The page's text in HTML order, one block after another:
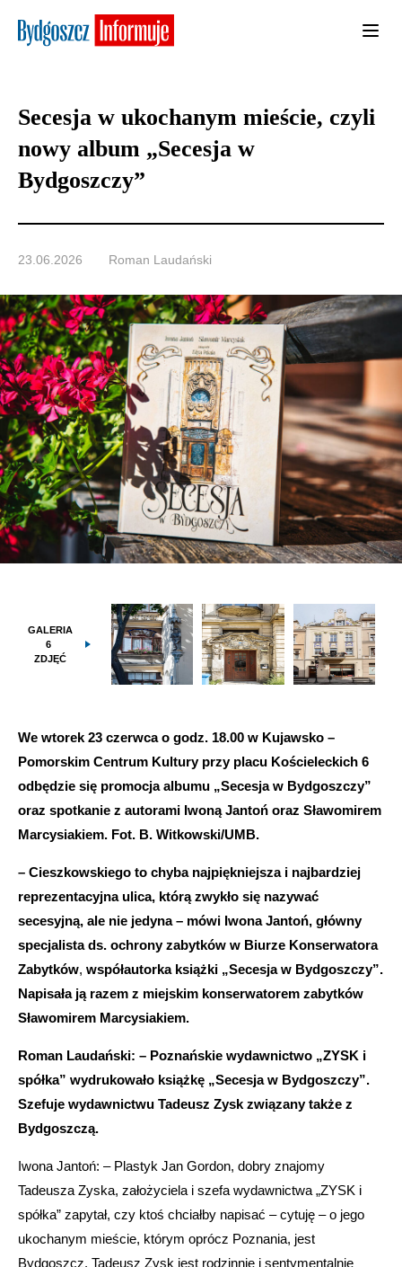
Secesja w ukochanym mieście, czyli
nowy album „Secesja w
Bydgoszczy”
23.06.2026 Roman Laudański
GALERIA
6
ZDJĘĆ
We wtorek 23 czerwca o godz. 18.00 w Kujawsko –
Pomorskim Centrum Kultury przy placu Kościeleckich 6
odbędzie się promocja albumu „Secesja w Bydgoszczy”
oraz spotkanie z autorami Iwoną Jantoń oraz Sławomirem
Marcysiakiem. Fot. B. Witkowski/UMB.
– Cieszkowskiego to chyba najpiękniejsza i najbardziej
reprezentacyjna ulica, którą zwykło się nazywać
secesyjną, ale nie jedyna – mówi Iwona Jantoń, główny
specjalista ds. ochrony zabytków w Biurze Konserwatora
Zabytków, współautorka książki „Secesja w Bydgoszczy”.
Napisała ją razem z miejskim konserwatorem zabytków
Sławomirem Marcysiakiem.
Roman Laudański: – Poznańskie wydawnictwo „ZYSK i
spółka” wydrukowało książkę „Secesja w Bydgoszczy”.
Szefuje wydawnictwu Tadeusz Zysk związany także z
Bydgoszczą.
Iwona Jantoń: – Plastyk Jan Gordon, dobry znajomy
Tadeusza Zyska, założyciela i szefa wydawnictwa „ZYSK i
spółka” zapytał, czy ktoś chciałby napisać – cytuję – o jego
ukochanym mieście, którym oprócz Poznania, jest
Bydgoszcz. Tadeusz Zysk jest rodzinnie i sentymentalnie